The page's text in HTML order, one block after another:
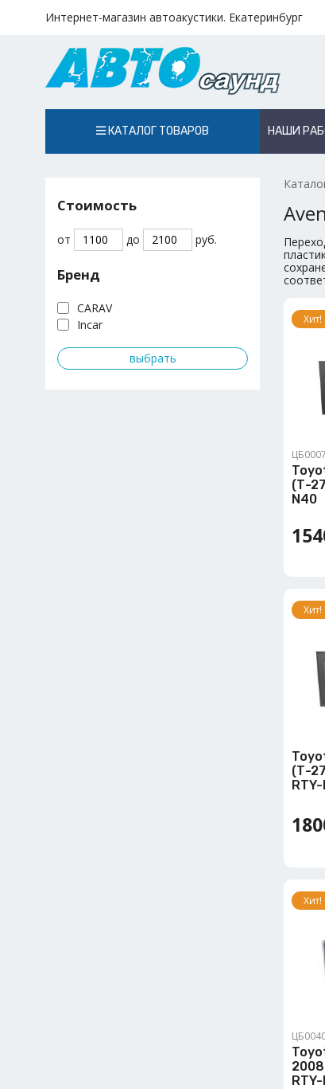
Интернет-магазин автоакустики. Екатеринбург
КАТАЛОГ ТОВАРОВ НАШИ
Стоимость
от до руб.
Бренд
CARAV
Incar
Хит!
(Т-
N40
Хит!
(Т-
Хит!
RTY-